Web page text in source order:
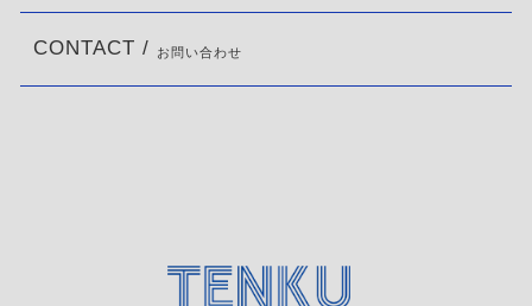
CONTACT / お問い合わせ